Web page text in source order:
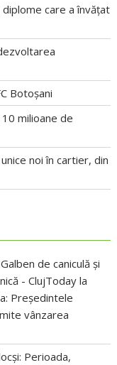
care a învățat
Botoșani
milioane de
noi în cartier, din
de caniculă și
- ClujToday la
Președintele
vânzarea
Perioada,